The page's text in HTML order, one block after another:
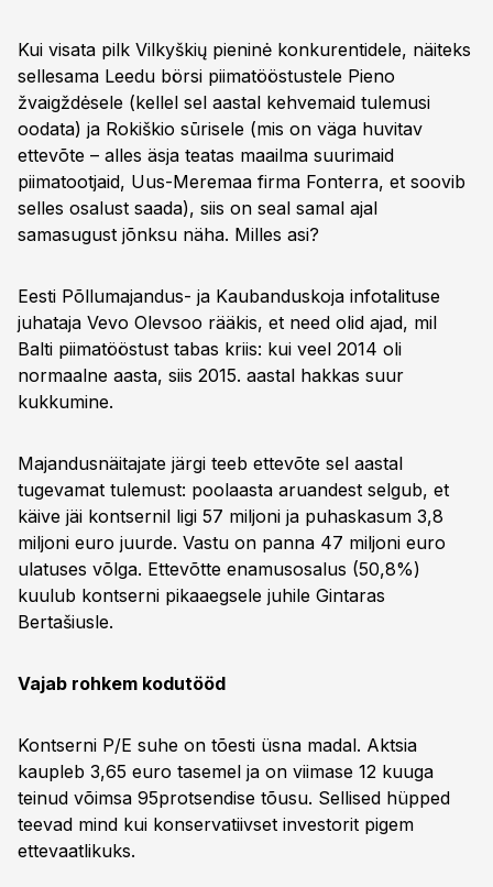
Kui visata pilk Vilkyškių pieninė konkurentidele, näiteks
sellesama Leedu börsi piimatööstustele Pieno
žvaigždėsele (kellel sel aastal kehvemaid tulemusi
oodata) ja Rokiškio sūrisele (mis on väga huvitav
ettevõte – alles äsja teatas maailma suurimaid
piimatootjaid, Uus-Meremaa firma Fonterra, et soovib
selles osalust saada), siis on seal samal ajal
samasugust jõnksu näha. Milles asi?
Eesti Põllumajandus- ja Kaubanduskoja infotalituse
juhataja Vevo Olevsoo rääkis, et need olid ajad, mil
Balti piimatööstust tabas kriis: kui veel 2014 oli
normaalne aasta, siis 2015. aastal hakkas suur
kukkumine.
Majandusnäitajate järgi teeb ettevõte sel aastal
tugevamat tulemust: poolaasta aruandest selgub, et
käive jäi kontsernil ligi 57 miljoni ja puhaskasum 3,8
miljoni euro juurde. Vastu on panna 47 miljoni euro
ulatuses võlga. Ettevõtte enamusosalus (50,8%)
kuulub kontserni pikaaegsele juhile Gintaras
Bertašiusle.
Vajab rohkem kodutööd
Kontserni P/E suhe on tõesti üsna madal. Aktsia
kaupleb 3,65 euro tasemel ja on viimase 12 kuuga
teinud võimsa 95protsendise tõusu. Sellised hüpped
teevad mind kui konservatiivset investorit pigem
ettevaatlikuks.